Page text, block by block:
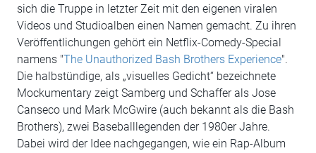
sich die Truppe in letzter Zeit mit den eigenen viralen
Videos und Studioalben einen Namen gemacht. Zu ihren
Veröffentlichungen gehört ein Netflix-Comedy-Special
namens "The Unauthorized Bash Brothers Experience".
Die halbstündige, als „visuelles Gedicht“ bezeichnete
Mockumentary zeigt Samberg und Schaffer als Jose
Canseco und Mark McGwire (auch bekannt als die Bash
Brothers), zwei Baseballlegenden der 1980er Jahre.
Dabei wird der Idee nachgegangen, wie ein Rap-Album